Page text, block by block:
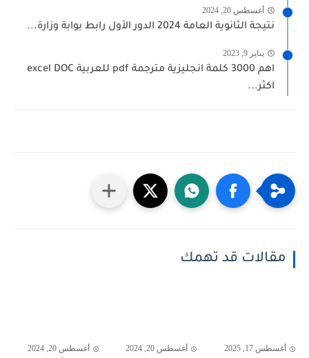
أغسطس 20, 2024
نتيجة الثانوية العامة 2024 الدور الأول رابط بوابة وزارة...
يناير 9, 2023
اهم 3000 كلمة انجليزية مترجمة pdf للعربية excel DOC
اكثر...
مقالات قد تهمك
أغسطس 17, 2025 أغسطس 20, 2024 أغسطس 20, 2024